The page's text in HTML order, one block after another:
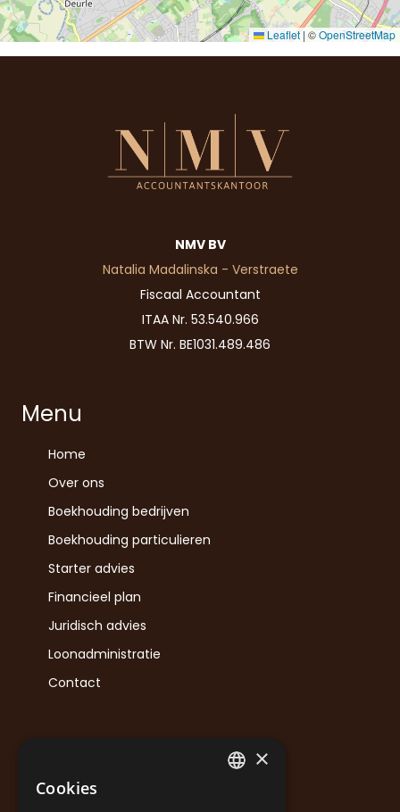
Leaflet | ©OpenStreetMap
NMV BV
Natalia Madalinska - Verstraete
Fiscaal Accountant
ITAA Nr. 53.540.966
BTW Nr. BE1031.489.486
Menu
Home
Over ons
Boekhouding bedrijven
Boekhouding particulieren
Starter advies
Financieel plan
Juridisch advies
Loonadministratie
Contact
info@nmvaccounting.be
×
Cookies